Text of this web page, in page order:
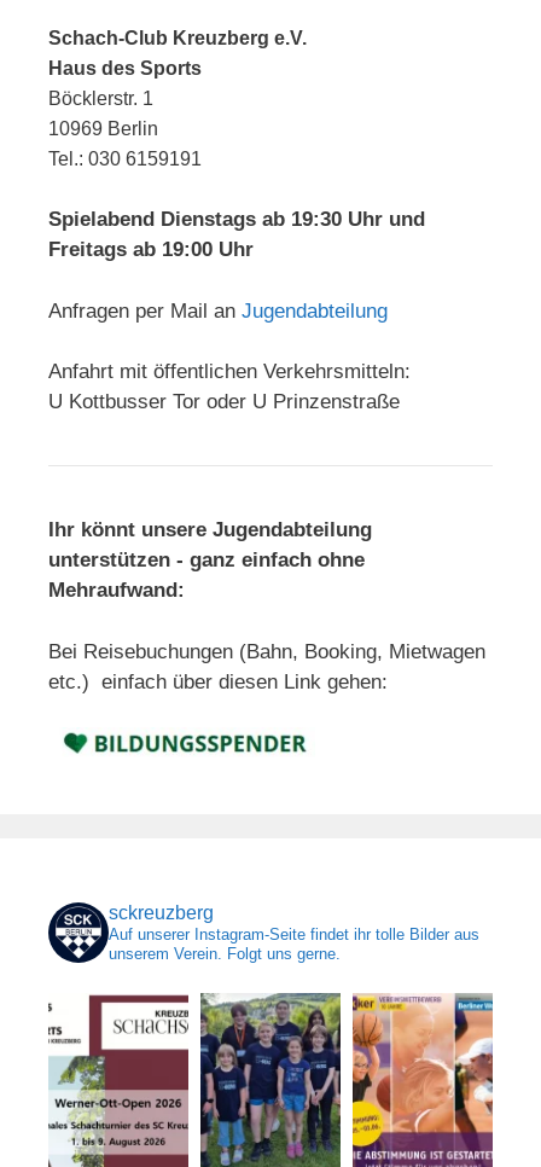
Schach-Club Kreuzberg e.V.
Haus des Sports
Böcklerstr. 1
10969 Berlin
Tel.: 030 6159191
Spielabend Dienstags ab 19:30 Uhr und
Freitags ab 19:00 Uhr
Anfragen per Mail an Jugendabteilung
Anfahrt mit öffentlichen Verkehrsmitteln:
U Kottbusser Tor oder U Prinzenstraße
Ihr könnt unsere Jugendabteilung
unterstützen - ganz einfach ohne
Mehraufwand:
Bei Reisebuchungen (Bahn, Booking, Mietwagen
etc.) einfach über diesen Link gehen:
sckreuzberg
Auf unserer Instagram-Seite findet ihr tolle Bilder aus
unserem Verein. Folgt uns gerne.